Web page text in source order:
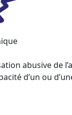
abusive de
d’un ou